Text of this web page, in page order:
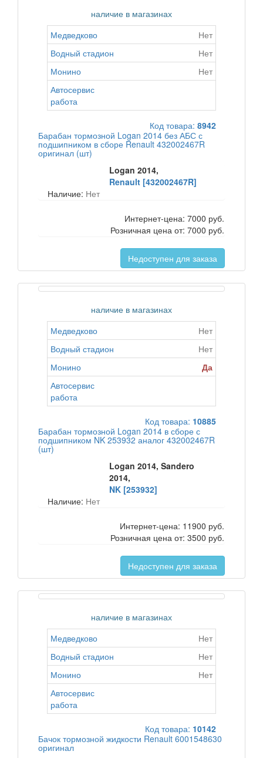
наличие в магазинах
Медведково
Нет
Водный стадион
Нет
Монино
Нет
Автосервис
работа
Код товара: 8942
Барабан тормозной Logan 2014 без АБС с
подшипником в сборе Renault 432002467R
оригинал (шт)
Logan 2014,
Renault [432002467R]
Наличие: Нет
Интернет-цена: 7000 руб.
Розничная цена от: 7000 руб.
Недоступен для заказа
наличие в магазинах
Медведково
Нет
Водный стадион
Нет
Монино
Да
Автосервис
работа
Код товара: 10885
Барабан тормозной Logan 2014 в сборе с
подшипником NK 253932 аналог 432002467R
(шт)
Logan 2014, Sandero
2014,
NK [253932]
Наличие: Нет
Интернет-цена: 11900 руб.
Розничная цена от: 3500 руб.
Недоступен для заказа
наличие в магазинах
Медведково
Нет
Водный стадион
Нет
Монино
Нет
Автосервис
работа
Код товара: 10142
Бачок тормозной жидкости Renault 6001548630
оригинал